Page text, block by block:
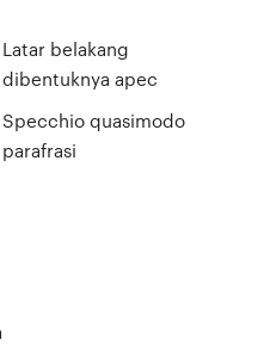
Latar belakang
dibentuknya apec
Specchio quasimodo
parafrasi